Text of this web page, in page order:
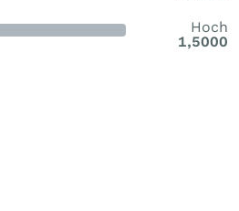
Hoch
1,5000